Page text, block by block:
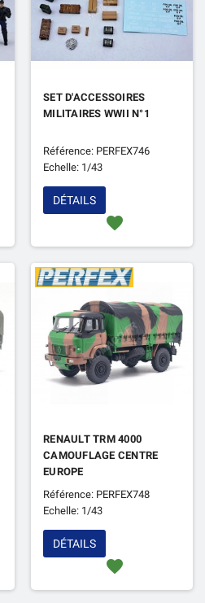
SET D'ACCESSOIRES
MILITAIRES WWII N°1
Référence: PERFEX746
Echelle: 1/43
favorite
DÉTAILS
RENAULT TRM 4000
CAMOUFLAGE CENTRE
EUROPE
Référence: PERFEX748
Echelle: 1/43
favorite
DÉTAILS